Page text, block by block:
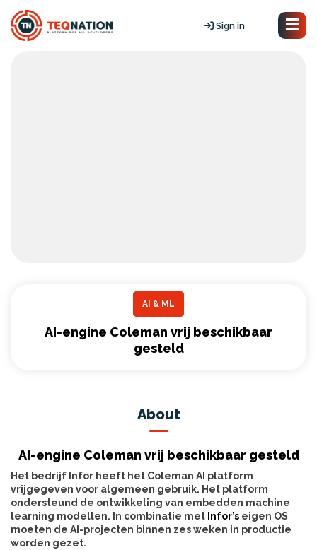
Sign in
AI & ML
AI-engine Coleman vrij beschikbaar
gesteld
About
AI-engine Coleman vrij beschikbaar gesteld
Het bedrijf Infor heeft het Coleman AI platform
vrijgegeven voor algemeen gebruik. Het platform
ondersteund de ontwikkeling van embedden machine
learning modellen. In combinatie met Infor’s eigen OS
moeten de AI-projecten binnen zes weken in productie
worden gezet.